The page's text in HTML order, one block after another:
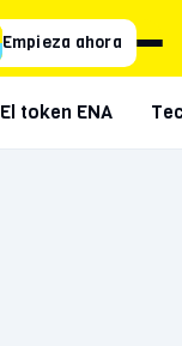
Empieza ahora
El token ENA